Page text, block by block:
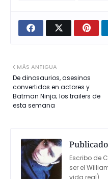
MÁS ANTIGUA
De dinosaurios, asesinos
convertidos en actores y
Batman Ninja; los trailers de
esta semana
Escribo de
ser el